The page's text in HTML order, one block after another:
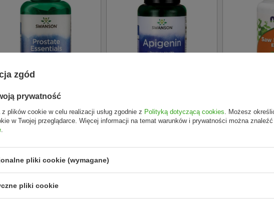
zł Do koszyka
Swanson
Now Foods
Palma
pestek dyni
zgód
prywatność
plików cookie w celu realizacji usług zgodnie z Polityką dotyczącą cookies. Możesz
w Twojej przeglądarce. Więcej informacji na temat warunków i prywatności można
.
pliki cookie (wymagane)
pliki cookie